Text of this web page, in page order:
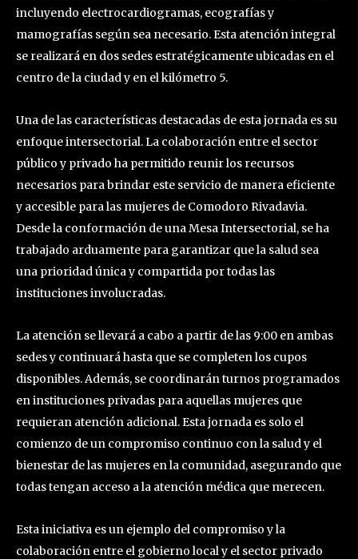
incluyendo electrocardiogramas, ecografías y
mamografías según sea necesario. Esta atención integral
se realizará en dos sedes estratégicamente ubicadas en el
centro de la ciudad y en el kilómetro 5.
Una de las características destacadas de esta jornada es su
enfoque intersectorial. La colaboración entre el sector
público y privado ha permitido reunir los recursos
necesarios para brindar este servicio de manera eficiente
y accesible para las mujeres de Comodoro Rivadavia.
Desde la conformación de una Mesa Intersectorial, se ha
trabajado arduamente para garantizar que la salud sea
una prioridad única y compartida por todas las
instituciones involucradas.
La atención se llevará a cabo a partir de las 9:00 en ambas
sedes y continuará hasta que se completen los cupos
disponibles. Además, se coordinarán turnos programados
en instituciones privadas para aquellas mujeres que
requieran atención adicional. Esta jornada es solo el
comienzo de un compromiso continuo con la salud y el
bienestar de las mujeres en la comunidad, asegurando que
todas tengan acceso a la atención médica que merecen.
Esta iniciativa es un ejemplo del compromiso y la
colaboración entre el gobierno local y el sector privado